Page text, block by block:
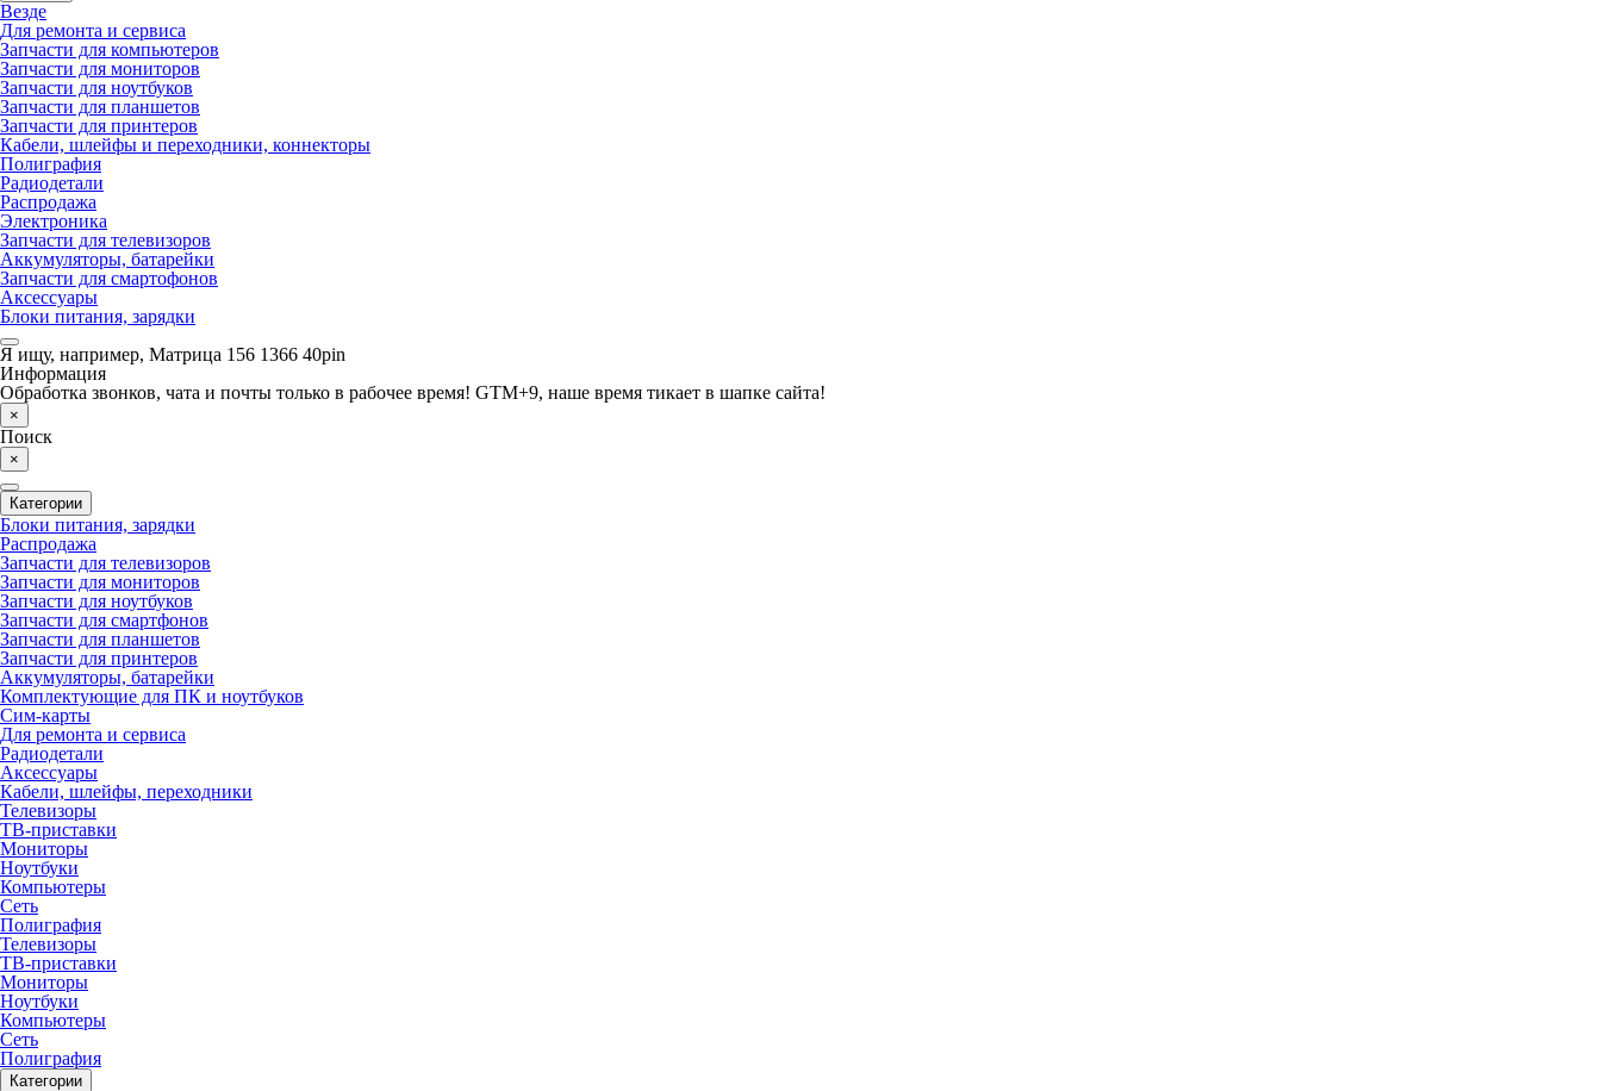
Везде
Для ремонта и сервиса
Запчасти для компьютеров
Запчасти для мониторов
Запчасти для ноутбуков
Запчасти для планшетов
Запчасти для принтеров
Кабели, шлейфы и переходники, коннекторы
Полиграфия
Радиодетали
Распродажа
Электроника
Запчасти для телевизоров
Аккумуляторы, батарейки
Запчасти для смартофонов
Аксессуары
Блоки питания, зарядки
Я ищу, например, Матрица 156 1366 40pin
Информация
Обработка звонков, чата и почты только в рабочее время! GTM+9, наше время тикает в шапке сайта!
×
Поиск
×
Категории
Блоки питания, зарядки
Распродажа
Запчасти для телевизоров
Запчасти для мониторов
Запчасти для ноутбуков
Запчасти для смартфонов
Запчасти для планшетов
Запчасти для принтеров
Аккумуляторы, батарейки
Комплектующие для ПК и ноутбуков
Сим-карты
Для ремонта и сервиса
Радиодетали
Аксессуары
Кабели, шлейфы, переходники
Телевизоры
ТВ-приставки
Мониторы
Ноутбуки
Компьютеры
Сеть
Полиграфия
Телевизоры
ТВ-приставки
Мониторы
Ноутбуки
Компьютеры
Сеть
Полиграфия
Категории